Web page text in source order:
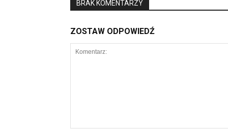
BRAK KOMENTARZY
ZOSTAW ODPOWIEDŹ